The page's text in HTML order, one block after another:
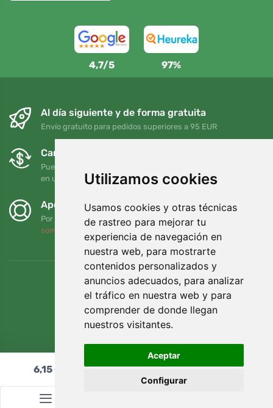
Utilizamos cookies
Usamos cookies y otras técnicas
de rastreo para mejorar tu
experiencia de navegación en
nuestra web, para mostrarte
contenidos personalizados y
anuncios adecuados, para analizar
el tráfico en nuestra web y para
comprender de donde llegan
nuestros visitantes.
Aceptar
Configurar
4,7/5 97%
Al día siguiente y de forma gratuita
Envío gratuito para pedidos superiores a 95 EUR
Cambios y devoluciones gratuitos
Puede devolver o cambiar su pedido en cualquier momento
en un plazo de 90 días
Apoyamos a Trees.org
Por cada pedido plantamos un árbol. Leer más
somos
6,15€ Añadir al carrito